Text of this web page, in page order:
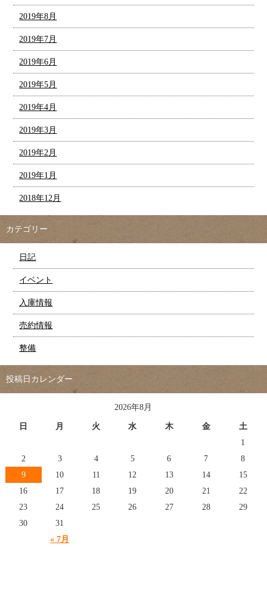
2019年8月
2019年7月
2019年6月
2019年5月
2019年4月
2019年3月
2019年2月
2019年1月
2018年12月
カテゴリー
日記
イベント
入庫情報
売約情報
整備
投稿日カレンダー
2026年8月
日 月 火 水 木 金 土
« 7月
1
2
3 4 5 6 7
8
9
10 11 12 13 14
15
16
17 18 19 20 21
22
23
24 25 26 27 28
29
30
31